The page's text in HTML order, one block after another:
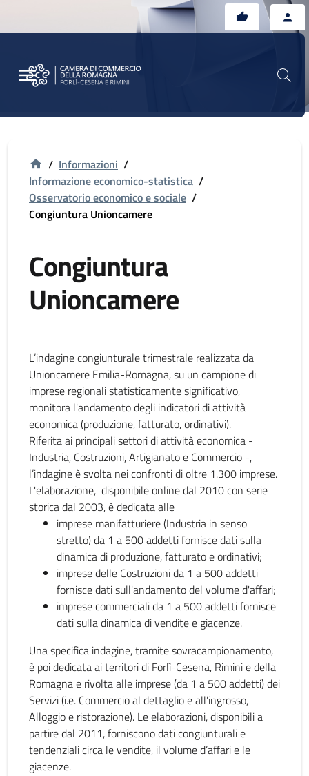
/ Informazioni /
Informazione economico-statistica /
Osservatorio economico e sociale /
Congiuntura Unioncamere
Congiuntura
Unioncamere
L’indagine congiunturale trimestrale realizzata da
Unioncamere Emilia-Romagna, su un campione di
imprese regionali statisticamente significativo,
monitora l'andamento degli indicatori di attività
economica (produzione, fatturato, ordinativi).
Riferita ai principali settori di attività economica -
Industria, Costruzioni, Artigianato e Commercio -,
l’indagine è svolta nei confronti di oltre 1.300 imprese.
L'elaborazione, disponibile online dal 2010 con serie
storica dal 2003, è dedicata alle
imprese manifatturiere (Industria in senso
stretto) da 1 a 500 addetti fornisce dati sulla
dinamica di produzione, fatturato e ordinativi;
imprese delle Costruzioni da 1 a 500 addetti
fornisce dati sull'andamento del volume d'affari;
imprese commerciali da 1 a 500 addetti fornisce
dati sulla dinamica di vendite e giacenze.
Una specifica indagine, tramite sovracampionamento,
è poi dedicata ai territori di Forlì-Cesena, Rimini e della
Romagna e rivolta alle imprese (da 1 a 500 addetti) dei
Servizi (i.e. Commercio al dettaglio e all’ingrosso,
Alloggio e ristorazione). Le elaborazioni, disponibili a
partire dal 2011, forniscono dati congiunturali e
tendenziali circa le vendite, il volume d’affari e le
giacenze.